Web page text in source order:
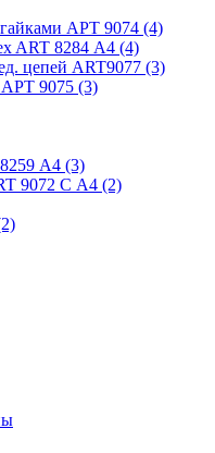
АРТ 9074 (4)
ART 8284 А4 (4)
цепей ART9077 (3)
9075 (3)
А4 (3)
9072 С A4 (2)